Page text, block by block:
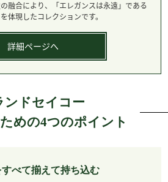
融合により、「エレガンスは永遠」である
体現したコレクションです。
詳細ページへ
ンドセイコー
めの4つのポイント
べて揃えて持ち込む